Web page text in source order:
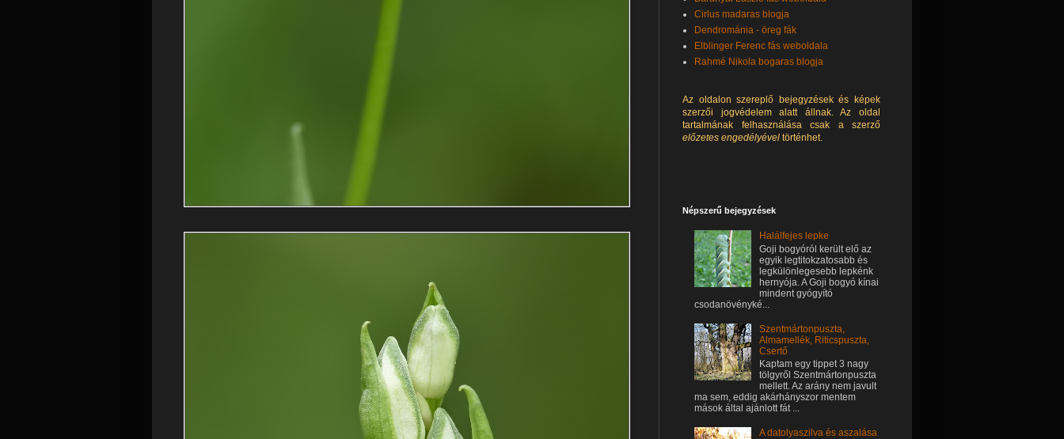
Cirlus madaras blogja
Dendrománia - öreg fák
Elblinger Ferenc fás weboldala
Rahmé Nikola bogaras blogja
Az oldalon szereplő bejegyzések és képek
szerzői jogvédelem alatt állnak. Az oldal
tartalmának felhasználása csak a szerző
előzetes engedélyével történhet.
Népszerű bejegyzések
Halálfejes lepke
Goji bogyóról került elő az
egyik legtitokzatosabb és
legkülönlegesebb lepkénk
hernyója. A Goji bogyó kínai
mindent gyógyító
csodanövényké...
Szentmártonpuszta,
Almamellék, Riticspuszta,
Csertő
Kaptam egy tippet 3 nagy
tölgyről Szentmártonpuszta
mellett. Az arány nem javult
ma sem, eddig akárhányszor mentem
mások által ajánlott fát ...
A datolyaszilva és aszalása